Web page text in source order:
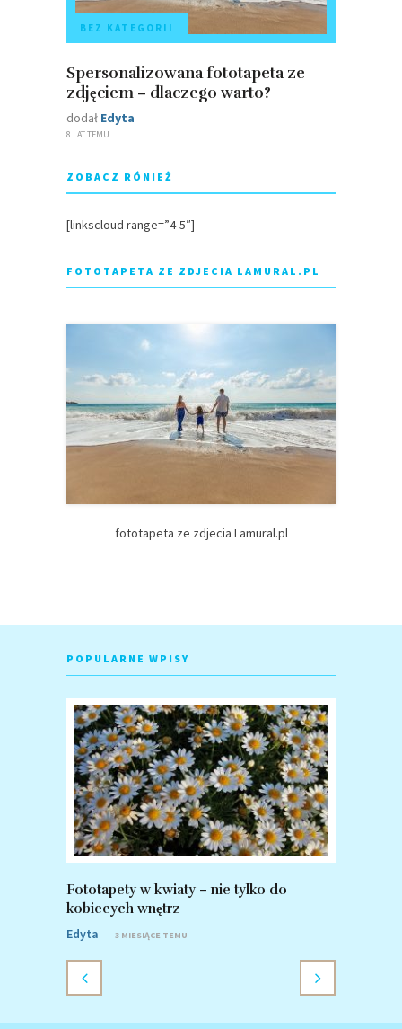
BEZ KATEGORII
Spersonalizowana fototapeta ze
zdjęciem – dlaczego warto?
dodał Edyta
8 LAT TEMU
ZOBACZ RÓNIEŻ
[linkscloud range=”4-5″]
FOTOTAPETA ZE ZDJECIA LAMURAL.PL
fototapeta ze zdjecia Lamural.pl
POPULARNE WPISY
Fototapety w kwiaty – nie tylko do
kobiecych wnętrz
Edyta
3 MIESIĄCE TEMU